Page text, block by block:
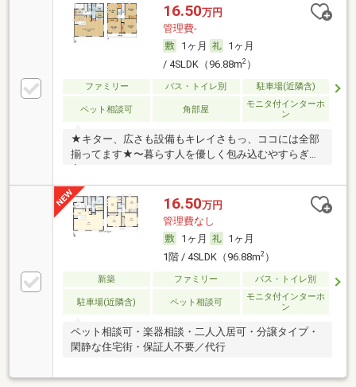
16.50万円
管理費-
1ヶ月
1ヶ月
/ 4SLDK（96.88m2）
ファミリー バス・トイレ別 駐車場(近隣含)
ペット相談可 角部屋
モニタ付インターホ
ン
★キター、広さも設備もキレイさもっ、ココには全部
揃ってます★〜暮らす人を優しく包み込むやすらぎの
16.50万円
管理費なし
1ヶ月
1ヶ月
1階 / 4SLDK（96.88m2）
新築 ファミリー バス・トイレ別
駐車場(近隣含) ペット相談可
モニタ付インターホ
ン
ペット相談可・楽器相談・二人入居可・分譲タイプ・
閑静な住宅街・保証人不要／代行